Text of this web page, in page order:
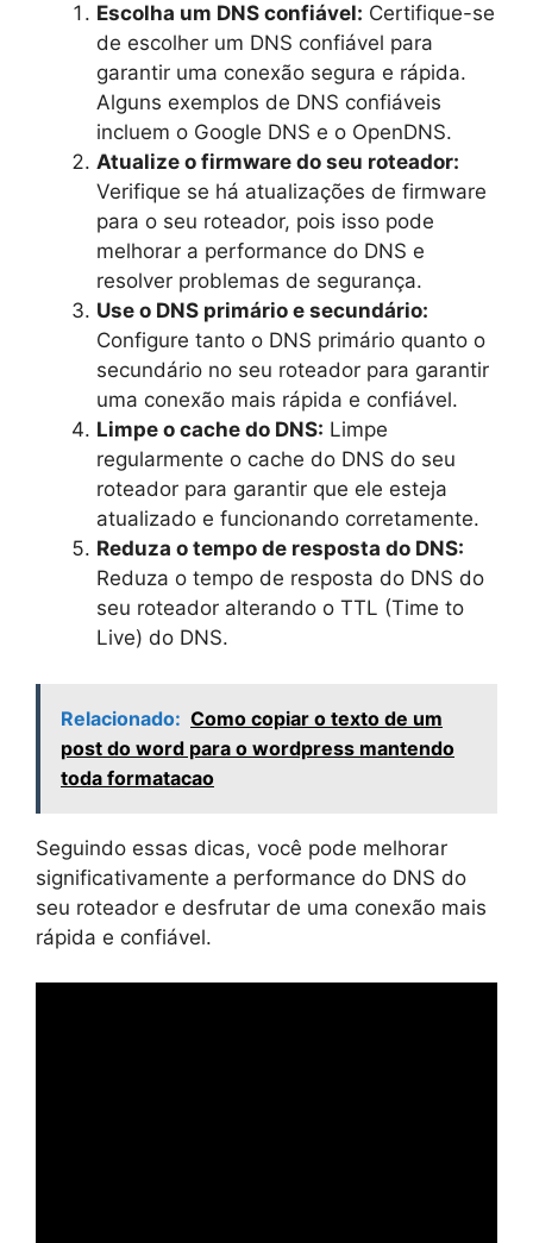
Escolha um DNS confiável: Certifique-se
de escolher um DNS confiável para
garantir uma conexão segura e rápida.
Alguns exemplos de DNS confiáveis
incluem o Google DNS e o OpenDNS.
Atualize o firmware do seu roteador:
Verifique se há atualizações de firmware
para o seu roteador, pois isso pode
melhorar a performance do DNS e
resolver problemas de segurança.
Use o DNS primário e secundário:
Configure tanto o DNS primário quanto o
secundário no seu roteador para garantir
uma conexão mais rápida e confiável.
Limpe o cache do DNS: Limpe
regularmente o cache do DNS do seu
roteador para garantir que ele esteja
atualizado e funcionando corretamente.
Reduza o tempo de resposta do DNS:
Reduza o tempo de resposta do DNS do
seu roteador alterando o TTL (Time to
Live) do DNS.
Relacionado: Como copiar o texto de um
post do word para o wordpress mantendo
toda formatacao
Seguindo essas dicas, você pode melhorar
significativamente a performance do DNS do
seu roteador e desfrutar de uma conexão mais
rápida e confiável.